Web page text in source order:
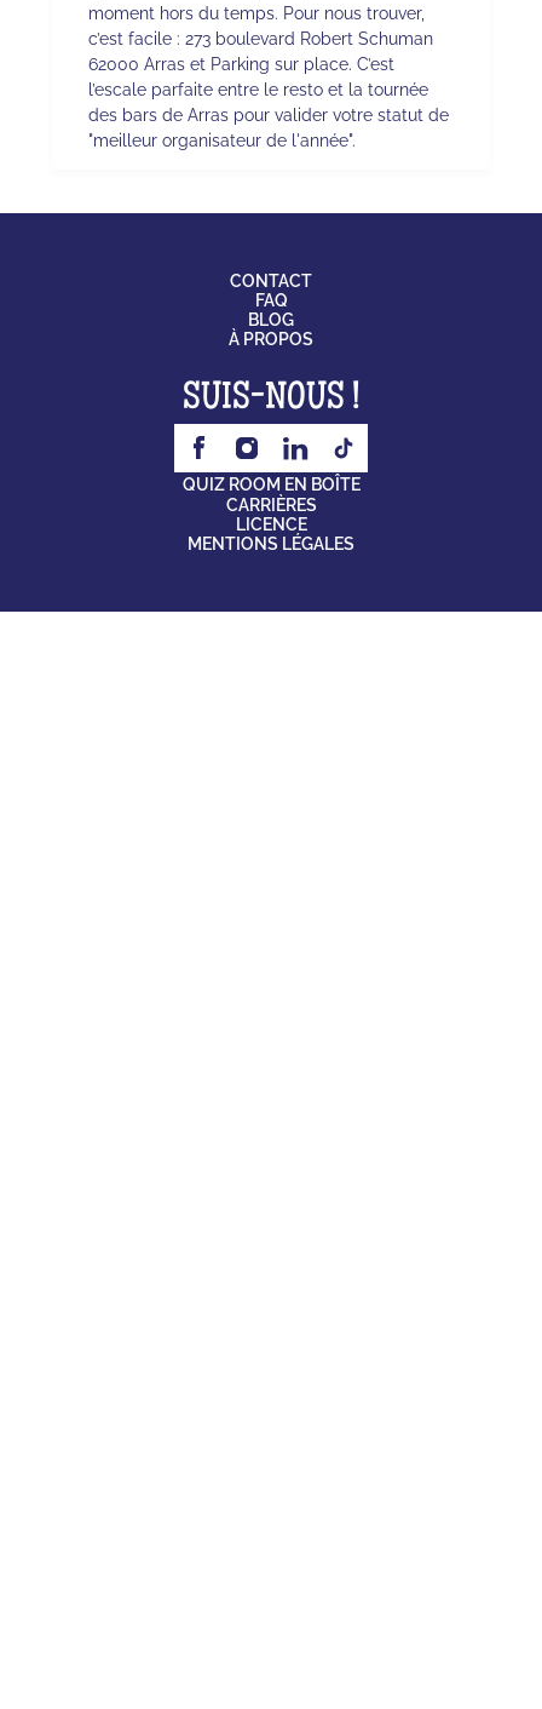
moment hors du temps. Pour nous trouver,
c’est facile : 273 boulevard Robert Schuman
62000 Arras et Parking sur place. C’est
l’escale parfaite entre le resto et la tournée
des bars de Arras pour valider votre statut de
"meilleur organisateur de l'année".
CONTACT
FAQ
BLOG
À PROPOS
SUIS-NOUS !
QUIZ ROOM EN BOÎTE
CARRIÈRES
LICENCE
MENTIONS LÉGALES